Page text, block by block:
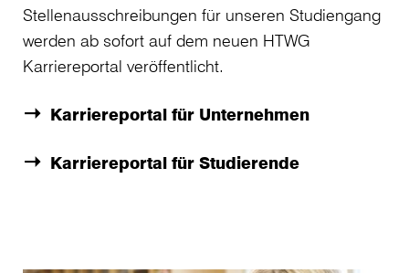
Stellenausschreibungen für unseren Studiengang
werden ab sofort auf dem neuen HTWG
Karriereportal veröffentlicht.
Karriereportal für Unternehmen
Karriereportal für Studierende